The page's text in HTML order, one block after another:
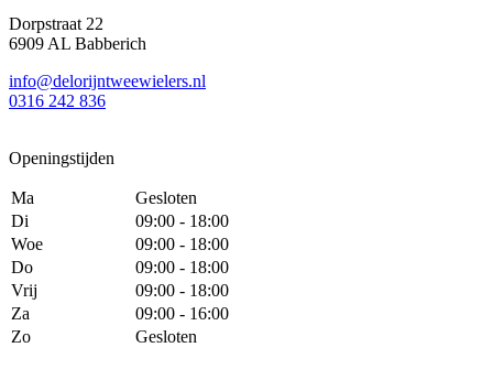
Dorpstraat 22
6909 AL Babberich
info@delorijntweewielers.nl
0316 242 836
Openingstijden
Ma
Gesloten
Di
09:00 - 18:00
Woe
09:00 - 18:00
Do
09:00 - 18:00
Vrij
09:00 - 18:00
Za
09:00 - 16:00
Zo
Gesloten